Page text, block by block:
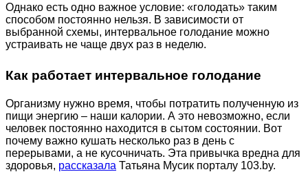
Однако есть одно важное условие: «голодать» таким
способом постоянно нельзя. В зависимости от
выбранной схемы, интервальное голодание можно
устраивать не чаще двух раз в неделю.
Как работает интервальное голодание
Организму нужно время, чтобы потратить полученную из
пищи энергию – наши калории. А это невозможно, если
человек постоянно находится в сытом состоянии. Вот
почему важно кушать несколько раз в день с
перерывами, а не кусочничать. Эта привычка вредна для
здоровья, рассказала Татьяна Мусик порталу 103.by.